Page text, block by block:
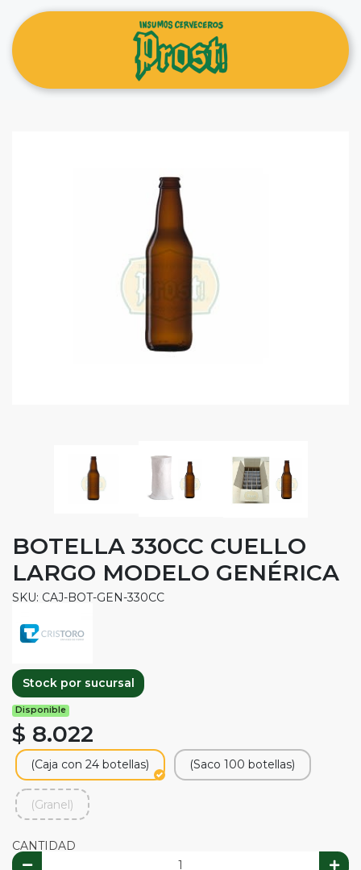
BOTELLA 330CC CUELLO
LARGO MODELO GENÉRICA
SKU: CAJ-BOT-GEN-330CC
Stock por sucursal
Disponible
$ 8.022
(Caja con 24 botellas) (Saco 100 botellas)
(Granel)
CANTIDAD